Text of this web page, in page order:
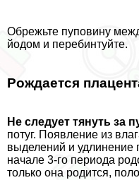
Обрежьте пуповину
йодом и перебинтуйте.
Рождается
Не следует тянуть за
потуг. Появление из
выделений и удлинение
начале 3-го периода
только она родится,